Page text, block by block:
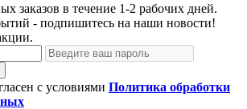
заказов в течение 1-2 рабочих дней.
- подпишитесь на наши новости!
с условиями Политика обработки